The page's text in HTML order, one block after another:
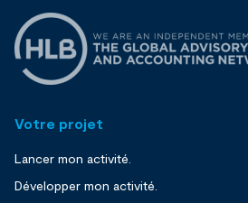
Votre projet
Lancer mon activité.
Développer mon activité.